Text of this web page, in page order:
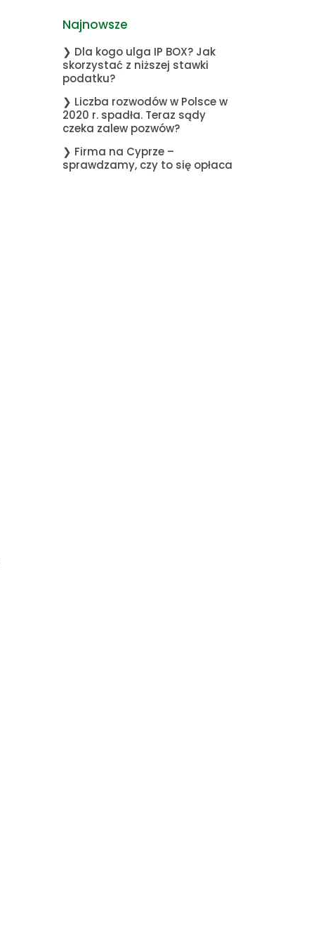
Najnowsze
❯ Dla kogo ulga IP BOX? Jak
skorzystać z niższej stawki
podatku?
❯ Liczba rozwodów w Polsce w
2020 r. spadła. Teraz sądy
czeka zalew pozwów?
❯ Firma na Cyprze –
sprawdzamy, czy to się opłaca